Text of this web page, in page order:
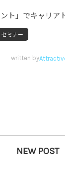
ント」でキャリア
セミナー
written by
NEW POST